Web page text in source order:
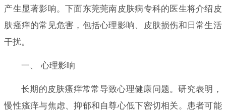
产生显著影响。下面东莞莞南皮肤病专科的医生将介绍皮
肤瘙痒的常见危害，包括心理影响、皮肤损伤和日常生活
干扰。
一、 心理影响
长期的皮肤瘙痒常常导致心理健康问题。研究表明，
慢性瘙痒与焦虑、抑郁和自尊心低下密切相关。患者可能